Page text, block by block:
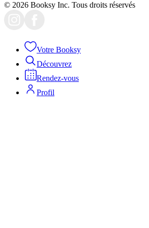
© 2026 Booksy Inc. Tous droits réservés
Votre Booksy
Découvrez
Rendez-vous
Profil